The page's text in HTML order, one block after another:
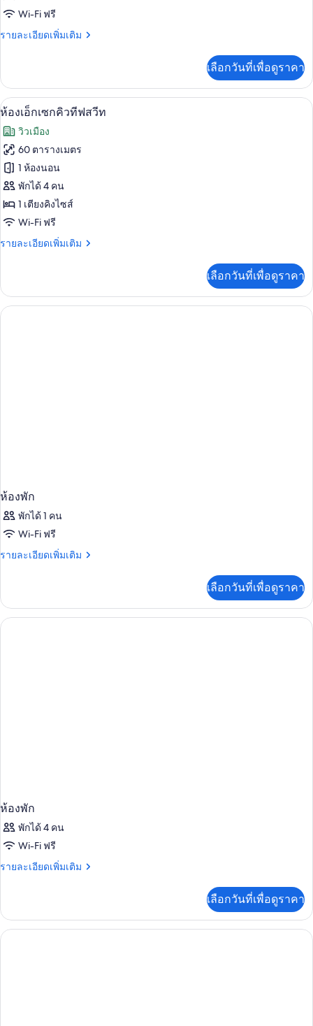
ลัก
ซ์
Wi-Fi ฟรี
รายละเอียดเพิ่มเติม
ราย
เกี่ยว
กับ
ห้อง
ลัก
ซ์
เลือกวันที่เพื่อดูราคา
เปิด
ภาพถ่าย
ทั้งหมด
ของ
ห้อง
เอ็ก
เซก
คิว
สวีท
ห้องเอ็กเซกคิวทีฟสวีท | มินิบาร์, ตู้นิรภั
1
ห้องเอ็กเซกคิวทีฟสวีท
วิวเมือง
60 ตารางเมตร
1 ห้องนอน
พักได้ 4 คน
1 เตียงคิงไซส์
Wi-Fi ฟรี
รายละเอียดเพิ่มเติม
ราย
เกี่ยว
กับ
ห้อง
เลือกวันที่เพื่อดูราคา
ห้องพัก
พักได้ 1 คน
Wi-Fi ฟรี
รายละเอียดเพิ่มเติม
ราย
เกี่ยว
กับ
ห้อง
เลือกวันที่เพื่อดูราคา
ห้องพัก
พักได้ 4 คน
Wi-Fi ฟรี
รายละเอียดเพิ่มเติม
ราย
เกี่ยว
กับ
ห้อง
เลือกวันที่เพื่อดูราคา